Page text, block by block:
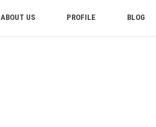
ABOUT US PROFILE BLOG